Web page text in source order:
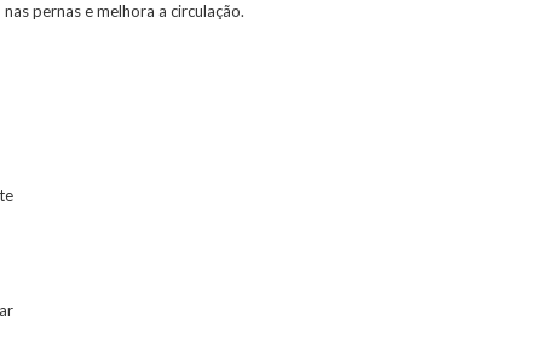
pernas e melhora a circulação.